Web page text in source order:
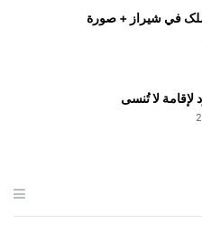
في شيراز + صورة
لا تُنسى